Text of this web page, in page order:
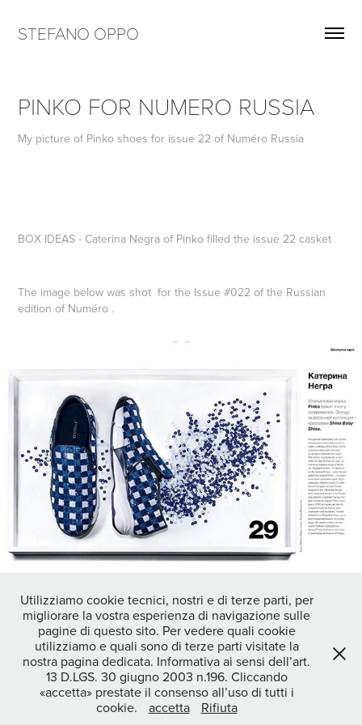
STEFANO OPPO
PINKO FOR NUMERO RUSSIA
My picture of Pinko shoes for issue 22 of Numéro Russia
BOX IDEAS - Caterina Negra of Pinko filled the issue 22 casket
The image below was shot for the Issue #022 of the Russian
edition of Numéro .
↑ Back to Top
STEFANO OPPO photographer|video maker - DOC CREATIVITY
MILANO SOC COOP - c.f./p.iva 04464170234 COD.SDI - SUBM70N
Copyright © STEFANO OPPO 2025 All rights reserved
Utilizziamo cookie tecnici, nostri e di terze parti, per
migliorare la vostra esperienza di navigazione sulle
pagine di questo sito. Per vedere quali cookie
utilizziamo e quali sono di terze parti visitate la
nostra pagina dedicata. Informativa ai sensi dell’art.
13 D.LGS. 30 giugno 2003 n.196. Cliccando
«accetta» prestate il consenso all’uso di tutti i
cookie.
accetta Rifiuta